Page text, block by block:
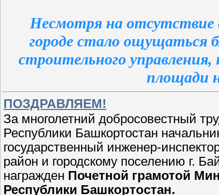
Несмотря на отсутствие
городе стало ощущаться
строительного
площади
ПОЗДРАВЛЯЕМ!
За многолетний добросовестный
Республики Башкортостан
государственный инженер-
район и городскому поселению г.
награжден Почетной грамотой
Республики Башкортостан.